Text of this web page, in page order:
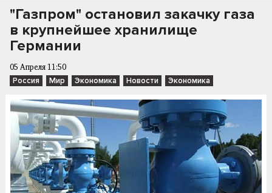
"Газпром" остановил закачку газа
в крупнейшее хранилище
Германии
05 Апреля 11:50
Россия Мир Экономика Новости Экономика